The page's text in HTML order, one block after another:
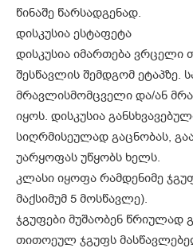
წინაშე წარსადგენად.
დისკუსია ესტაფეტა
დისკუსია იმართება ვრცელი
შესწავლის შემდგომ ეტაპზე.
მრავლისმომცველი და/ან
იყოს. დისკუსია
სიღრმისეულად გაცნობას,
უარყოფას უწყობს ხელს.
კლასი იყოფა რამდენიმე
მაქსიმუმ 5 მოსწავლე).
ჯგუფები მუშაობენ წრიულად
თითოეულ ჯგუფს